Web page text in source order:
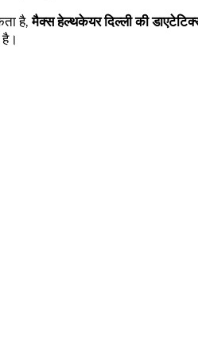
है,मैक्स हेल्थकेयर दिल्ली की